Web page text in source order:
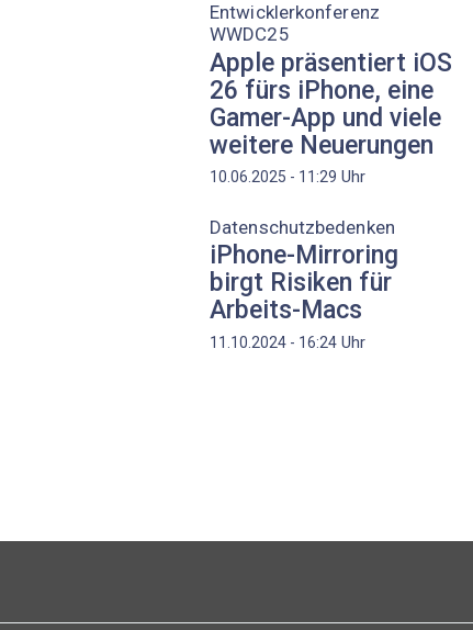
Entwicklerkonferenz
WWDC25
Apple präsentiert iOS
26 fürs iPhone, eine
Gamer-App und viele
weitere Neuerungen
10.06.2025 - 11:29 Uhr
Datenschutzbedenken
iPhone-Mirroring
birgt Risiken für
Arbeits-Macs
11.10.2024 - 16:24 Uhr